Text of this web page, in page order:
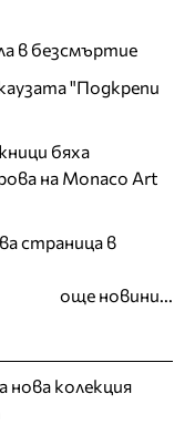
в безсмъртие
"Подкрепи
бяха
на Monaco Art
страница в
още новини...
нова колекция